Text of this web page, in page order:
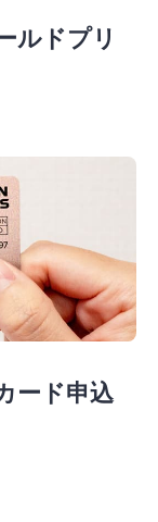
ルドプリ
ード申込